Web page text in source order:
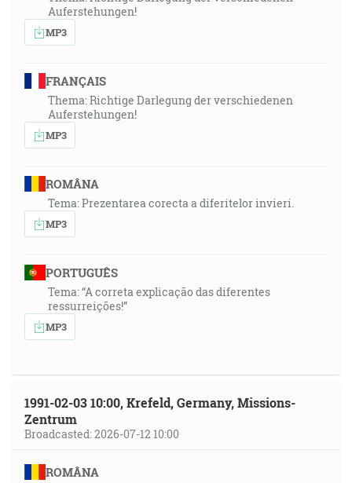
Auferstehungen!
MP3
FRANÇAIS
Thema: Richtige Darlegung der verschiedenen
Auferstehungen!
MP3
ROMÂNA
Tema: Prezentarea corecta a diferitelor invieri.
MP3
PORTUGUÊS
Tema: “A correta explicação das diferentes
ressurreições!”
MP3
1991-02-03 10:00, Krefeld, Germany, Missions-
Zentrum
Broadcasted: 2026-07-12 10:00
ROMÂNA